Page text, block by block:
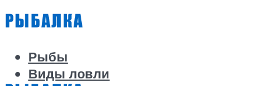
Рыбы
Виды ловли